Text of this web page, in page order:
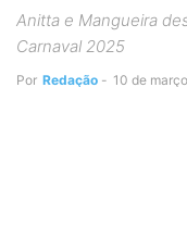
Anitta e Mangueira
Carnaval 2025
Por Redação - 10 de